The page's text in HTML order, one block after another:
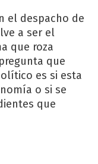
el despacho de
a ser el
que roza
que
es si esta
o si se
que